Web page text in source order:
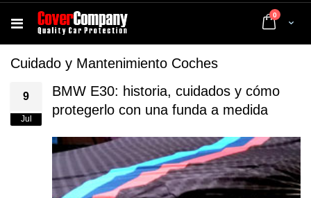
Cart
0 artículos
Cuidado y Mantenimiento Coches
9
Jul
BMW E30: historia, cuidados y cómo
protegerlo con una funda a medida